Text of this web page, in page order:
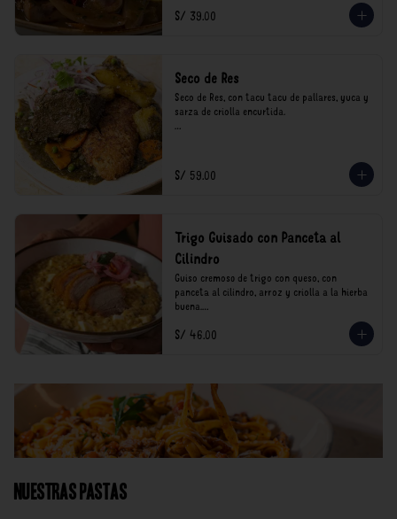
consumo.
S/ 39.00
Seco de Res
Seco de Res, con tacu tacu de pallares, yuca y
sarza de criolla encurtida.
consumo.
S/ 59.00
Trigo Guisado con Panceta al
Cilindro
Guiso cremoso de trigo con queso, con
panceta al cilindro, arroz y criolla a la hierba
buena.
*Nuestros precios están expresados en soles e
S/ 46.00
Nuestras Pastas